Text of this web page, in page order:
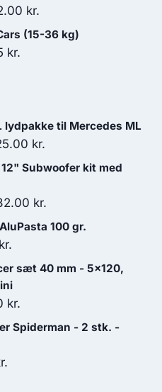
er:
67.50 kr..
kr.
aktuelle
(15-36 kg)
kr..
kr.
237.45 kr..
lydpakke til Mercedes ML
kr..
kr.
aktuelle
3,925.00 kr..
Subwoofer kit med
kr..
kr.
aktuelle
100 gr.
kr.
aktuelle
pris
er:
105.75 kr..
sæt 40 mm - 5x120,
kr.
aktuelle
Spiderman - 2 stk. -